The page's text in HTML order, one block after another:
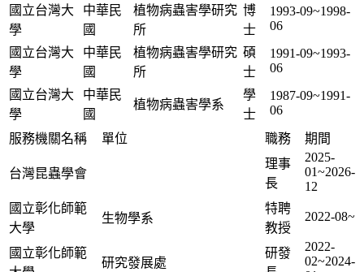
國立台灣大
學
中華民
國
植物病蟲害學研究
所
博
士
1993-09~1998-
06
國立台灣大
學
中華民
國
植物病蟲害學研究
所
碩
士
1991-09~1993-
06
國立台灣大
學
中華民
國
植物病蟲害學系
學
士
1987-09~1991-
06
服務機關名稱 單位 職務 期間
台灣昆蟲學會
理事
長
2025-
01~2026-
12
國立彰化師範
大學
生物學系
特聘
教授
2022-08~
國立彰化師範
研究發展處
研發
2022-
02~2024-